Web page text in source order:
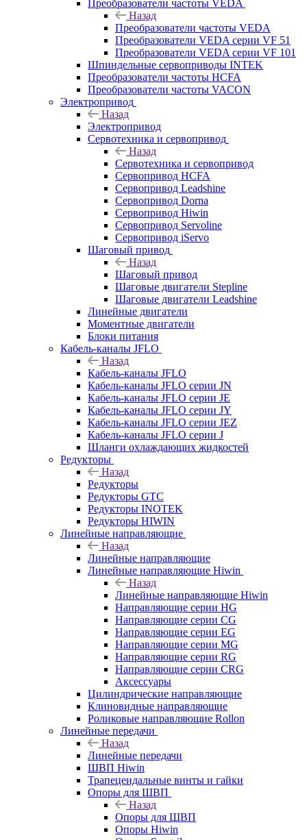
Преобразователи частоты VEDA
Назад
Преобразователи частоты VEDA
Преобразователи VEDA серии VF 51
Преобразователи VEDA серии VF 101
Шпиндельные сервоприводы INTEK
Преобразователи частоты HCFA
Преобразователи частоты VACON
Электропривод
Назад
Электропривод
Сервотехника и сервопривод
Назад
Сервотехника и сервопривод
Сервопривод HCFA
Сервопривод Leadshine
Сервопривод Dorna
Сервопривод Hiwin
Сервопривод Servoline
Сервопривод iServo
Шаговый привод
Назад
Шаговый привод
Шаговые двигатели Stepline
Шаговые двигатели Leadshine
Линейные двигатели
Моментные двигатели
Блоки питания
Кабель-каналы JFLO
Назад
Кабель-каналы JFLO
Кабель-каналы JFLO серии JN
Кабель-каналы JFLO серии JE
Кабель-каналы JFLO серии JY
Кабель-каналы JFLO серии JEZ
Кабель-каналы JFLO серии J
Шланги охлаждающих жидкостей
Редукторы
Назад
Редукторы
Редукторы GTC
Редукторы INOTEK
Редукторы HIWIN
Линейные направляющие
Назад
Линейные направляющие
Линейные направляющие Hiwin
Назад
Линейные направляющие Hiwin
Направляющие серии HG
Направляющие серии CG
Направляющие серии EG
Направляющие серии MG
Направляющие серии RG
Направляющие серии CRG
Аксессуары
Цилиндрические направляющие
Клиновидные направляющие
Роликовые направляющие Rollon
Линейные передачи
Назад
Линейные передачи
ШВП Hiwin
Трапецеидальные винты и гайки
Опоры для ШВП
Назад
Опоры для ШВП
Опоры Hiwin